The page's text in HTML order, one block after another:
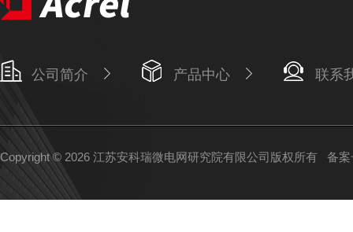
公司简介 产品中心 联系
Copyright © 2026 江苏安科瑞微电网研究院有限公司版权所有 备案